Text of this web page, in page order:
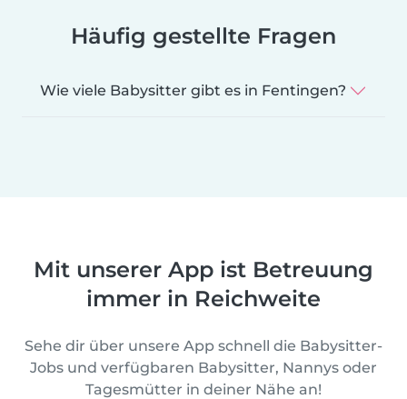
Häufig gestellte Fragen
Wie viele Babysitter gibt es in Fentingen?
Mit unserer App ist Betreuung
immer in Reichweite
Sehe dir über unsere App schnell die Babysitter-
Jobs und verfügbaren Babysitter, Nannys oder
Tagesmütter in deiner Nähe an!